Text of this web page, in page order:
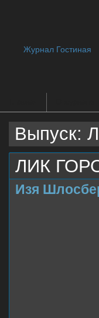
Журнал Гостиная
Выпуск:
ЛИК
Изя